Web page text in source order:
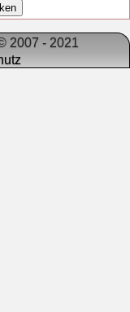
2007 - 2021